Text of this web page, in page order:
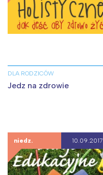
DLA RODZICÓW
Jedz na zdrowie
niedz. 10.09.2017
Trójmiasto
Poznań
Wrocław